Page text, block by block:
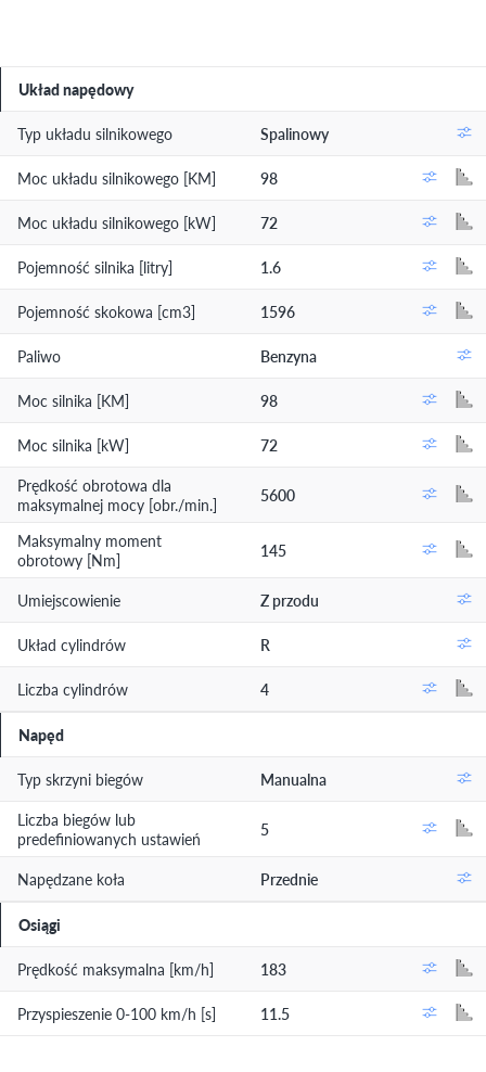
Układ napędowy
Typ układu silnikowego Spalinowy
Moc układu silnikowego [KM] 98
Moc układu silnikowego [kW] 72
Pojemność silnika [litry] 1.6
Pojemność skokowa [cm3] 1596
Paliwo Benzyna
Moc silnika [KM] 98
Moc silnika [kW]
72
Prędkość obrotowa dla
maksymalnej mocy [obr./min.]
5600
Maksymalny moment
obrotowy [Nm]
145
Umiejscowienie Z przodu
Układ cylindrów R
Liczba cylindrów 4
Napęd
Typ skrzyni biegów
Manualna
Liczba biegów lub
predefiniowanych ustawień
5
Napędzane koła Przednie
Osiągi
Prędkość maksymalna [km/h] 183
Przyspieszenie 0-100 km/h [s] 11.5